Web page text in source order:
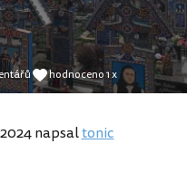
hodnoceno 1 x
napsaltonic